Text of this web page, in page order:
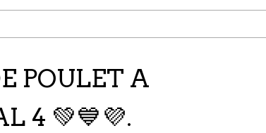
POULET A
4 💚💙💜.